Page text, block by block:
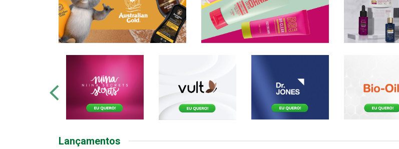
Lançamentos